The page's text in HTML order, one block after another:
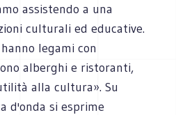
assistendo a una
culturali ed educative.
legami con
alberghi e ristoranti,
alla cultura». Su
d'onda si esprime